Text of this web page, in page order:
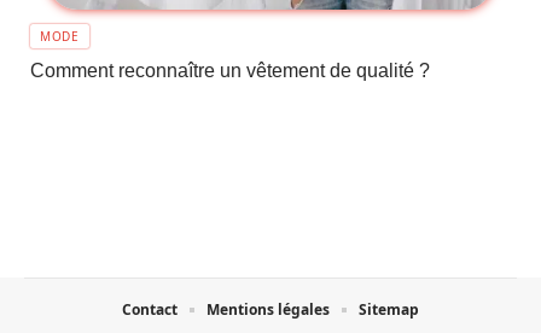
MODE
Comment reconnaître un vêtement de qualité ?
Contact Mentions légales Sitemap